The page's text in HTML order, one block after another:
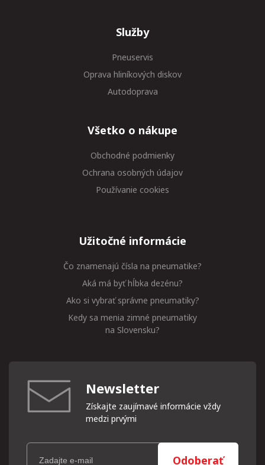
Služby
Pneuservis
Oprava hliníkových diskov
Autodoprava
Všetko o nákupe
Obchodné podmienky
Ochrana osobných údajov
Používanie cookies
Užitočné informácie
Čo znamenajú čísla na pneumatike?
Aká má byť hĺbka dezénu?
Ako si vybrať správne pneumatiky?
Kedy sa menia zimné pneumatiky
na Slovensku?
Newsletter
Získajte zaujímavé informácie vždy
medzi prvými
Odoberať